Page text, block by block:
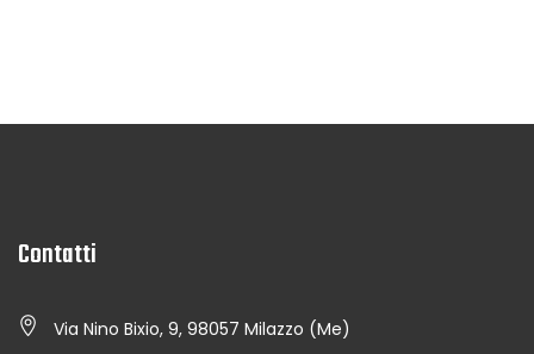
Contatti
Via Nino Bixio, 9, 98057 Milazzo (Me)